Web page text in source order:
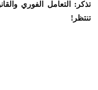
تذكر: التعامل الفوري
تنتظر!